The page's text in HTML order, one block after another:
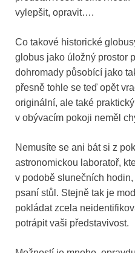
vylepšit, opravit….
Co takové historické
globus jako úložný prostor
dohromady působící jako
přesně tohle se teď opět
originální, ale také
v obývacím pokoji neměl
Nemusíte se ani bát si z
astronomickou laboratoř,
v podobě slunečních
psaní stůl. Stejně tak je
pokládat zcela
potrápit vaši představivost.